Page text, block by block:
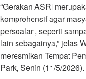
“Gerakan ASRI
komprehensif agar
persoalan, seperti
lain sebagainya,” jelas
meresmikan Tempat
Park, Senin (11/5/2026).